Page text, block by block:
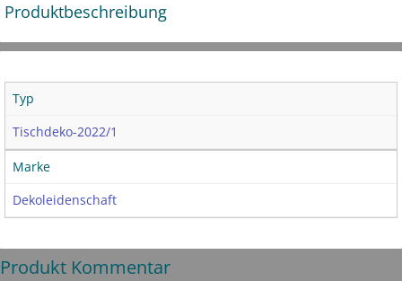
Produktbeschreibung
Typ
Tischdeko-2022/1
Marke
Dekoleidenschaft
Produkt Kommentar